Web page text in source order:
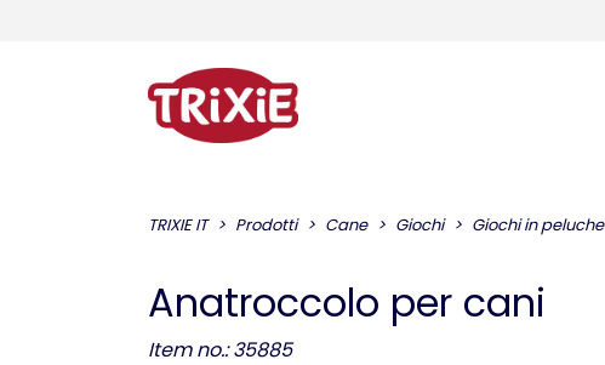
TRIXIE IT Prodotti Cane Giochi Giochi in peluche
Anatroccolo per cani
Item no.: 35885